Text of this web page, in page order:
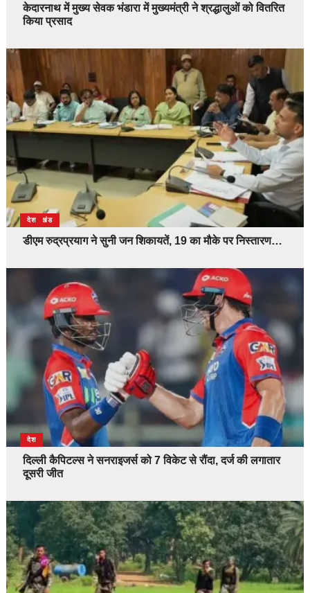
केदारनाथ में मुख्य सेवक भंडारा में मुख्यमंत्री ने श्रद्धालुओं को वितरित
किया प्रसाद
उत्तराखंड
देश
डीएम रुद्रप्रयाग ने सुनी जन शिकायतें, 19 का मौके पर निस्तारण…
देश
दिल्ली कैपिटल्स ने सनराइजर्स को 7 विकेट से रौंदा, दर्ज की लगातार
दूसरी जीत